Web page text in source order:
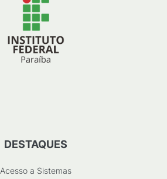
DESTAQUES
Acesso a Sistemas